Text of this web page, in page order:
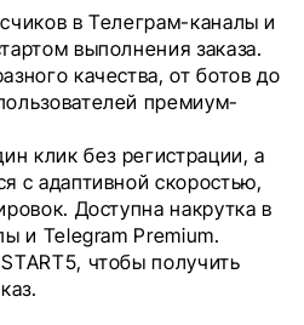
в Телеграм-каналы и
выполнения заказа.
качества, от ботов до
премиум-
клик без регистрации, а
с адаптивной скоростью,
Доступна накрутка в
и Telegram Premium.
чтобы получить